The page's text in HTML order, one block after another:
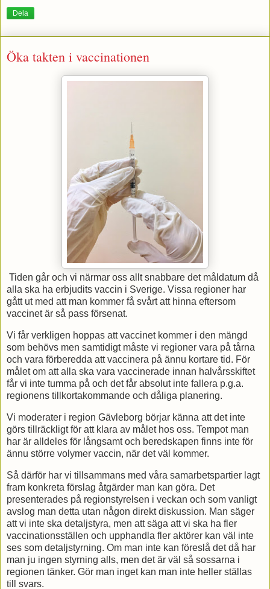
Dela
Öka takten i vaccinationen
Tiden går och vi närmar oss allt snabbare det måldatum då
alla ska ha erbjudits vaccin i Sverige. Vissa regioner har
gått ut med att man kommer få svårt att hinna eftersom
vaccinet är så pass försenat.
Vi får verkligen hoppas att vaccinet kommer i den mängd
som behövs men samtidigt måste vi regioner vara på tårna
och vara förberedda att vaccinera på ännu kortare tid. För
målet om att alla ska vara vaccinerade innan halvårsskiftet
får vi inte tumma på och det får absolut inte fallera p.g.a.
regionens tillkortakommande och dåliga planering.
Vi moderater i region Gävleborg börjar känna att det inte
görs tillräckligt för att klara av målet hos oss. Tempot man
har är alldeles för långsamt och beredskapen finns inte för
ännu större volymer vaccin, när det väl kommer.
Så därför har vi tillsammans med våra samarbetspartier lagt
fram konkreta förslag åtgärder man kan göra. Det
presenterades på regionstyrelsen i veckan och som vanligt
avslog man detta utan någon direkt diskussion. Man säger
att vi inte ska detaljstyra, men att säga att vi ska ha fler
vaccinationsställen och upphandla fler aktörer kan väl inte
ses som detaljstyrning. Om man inte kan föreslå det då har
man ju ingen styrning alls, men det är väl så sossarna i
regionen tänker. Gör man inget kan man inte heller ställas
till svars.